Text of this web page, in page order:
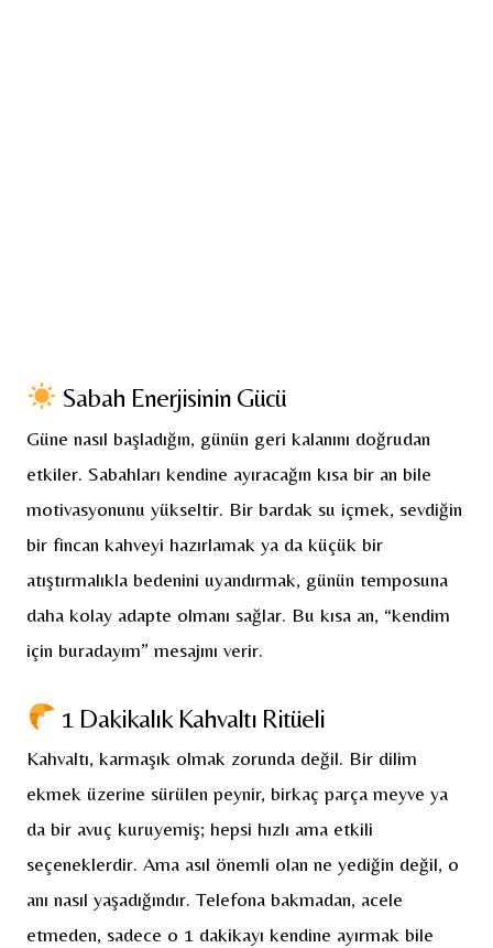
Sabah Enerjisinin Gücü
Güne nasıl başladığın, günün geri kalanını doğrudan
etkiler. Sabahları kendine ayıracağın kısa bir an bile
motivasyonunu yükseltir. Bir bardak su içmek, sevdiğin
bir fincan kahveyi hazırlamak ya da küçük bir
atıştırmalıkla bedenini uyandırmak, günün temposuna
daha kolay adapte olmanı sağlar. Bu kısa an, “kendim
için buradayım” mesajını verir.
1 Dakikalık Kahvaltı Ritüeli
Kahvaltı, karmaşık olmak zorunda değil. Bir dilim
ekmek üzerine sürülen peynir, birkaç parça meyve ya
da bir avuç kuruyemiş; hepsi hızlı ama etkili
seçeneklerdir. Ama asıl önemli olan ne yediğin değil, o
anı nasıl yaşadığındır. Telefona bakmadan, acele
etmeden, sadece o 1 dakikayı kendine ayırmak bile